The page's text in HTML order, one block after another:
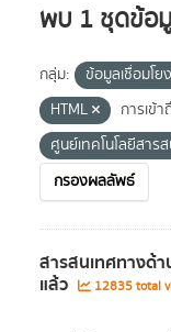
พบ 1 ชุดข้อ
กลุ่ม: ข้อมูลเชื่อมโย
HTML
การเข้า
ศูนย์เทคโนโลยีสาร
กรองผลลัพธ์
สารสนเทศทางด้
แล้ว 12835 total